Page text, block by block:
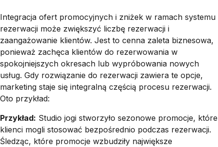
Integracja ofert promocyjnych i zniżek w ramach systemu
rezerwacji może zwiększyć liczbę rezerwacji i
zaangażowanie klientów. Jest to cenna zaleta biznesowa,
ponieważ zachęca klientów do rezerwowania w
spokojniejszych okresach lub wypróbowania nowych
usług. Gdy rozwiązanie do rezerwacji zawiera te opcje,
marketing staje się integralną częścią procesu rezerwacji.
Oto przykład:
Przykład: Studio jogi stworzyło sezonowe promocje, które
klienci mogli stosować bezpośrednio podczas rezerwacji.
Śledząc, które promocje wzbudziły największe